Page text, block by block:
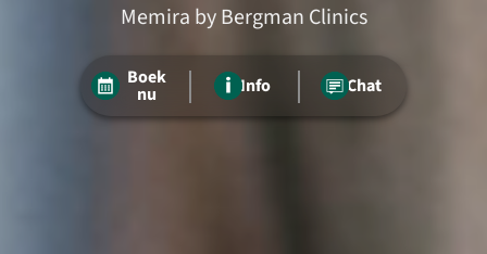
Memira by Bergman Clinics
Boek
nu Info Chat